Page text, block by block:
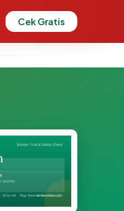
Cek Gratis